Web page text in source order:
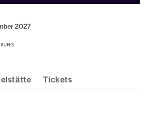
2027
Tickets